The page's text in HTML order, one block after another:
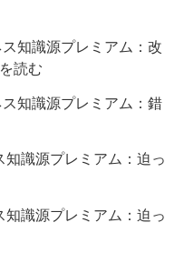
知識源プレミアム：改
読む
知識源プレミアム：錯
知識源プレミアム：迫っ
知識源プレミアム：迫っ